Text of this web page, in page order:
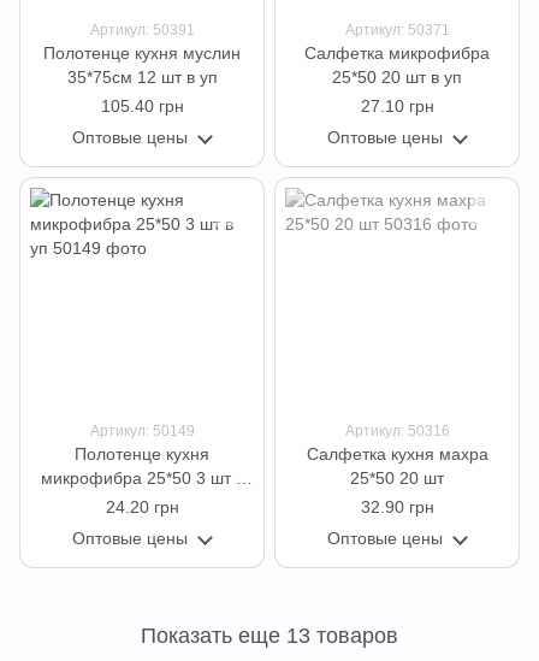
Артикул: 50391
Полотенце кухня муслин
35*75см 12 шт в уп
105.40 грн
Оптовые цены
Артикул: 50371
Салфетка микрофибра
25*50 20 шт в уп
27.10 грн
Оптовые цены
Артикул: 50149
Полотенце кухня
микрофибра 25*50 3 шт в
уп
24.20 грн
Оптовые цены
Артикул: 50316
Салфетка кухня махра
25*50 20 шт
32.90 грн
Оптовые цены
Показать еще 13 товаров